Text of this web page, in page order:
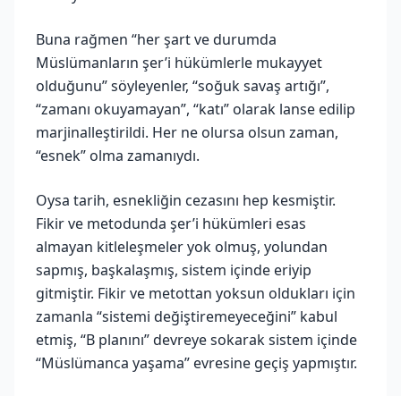
Buna rağmen “her şart ve durumda
Müslümanların şer’i hükümlerle mukayyet
olduğunu” söyleyenler, “soğuk savaş artığı”,
“zamanı okuyamayan”, “katı” olarak lanse edilip
marjinalleştirildi. Her ne olursa olsun zaman,
“esnek” olma zamanıydı.
Oysa tarih, esnekliğin cezasını hep kesmiştir.
Fikir ve metodunda şer’i hükümleri esas
almayan kitleleşmeler yok olmuş, yolundan
sapmış, başkalaşmış, sistem içinde eriyip
gitmiştir. Fikir ve metottan yoksun oldukları için
zamanla “sistemi değiştiremeyeceğini” kabul
etmiş, “B planını” devreye sokarak sistem içinde
“Müslümanca yaşama” evresine geçiş yapmıştır.